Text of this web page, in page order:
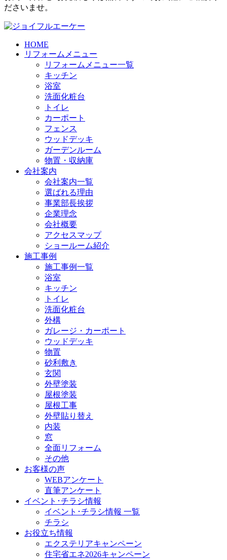
ださいませ。
HOME
リフォームメニュー
リフォームメニュー一覧
キッチン
浴室
洗面化粧台
トイレ
カーポート
フェンス
ウッドデッキ
ガーデンルーム
物置・収納庫
会社案内
会社案内一覧
選ばれる理由
事業部長挨拶
企業理念
会社概要
アクセスマップ
ショールーム紹介
施工事例
施工事例一覧
浴室
キッチン
トイレ
洗面化粧台
外構
ガレージ・カーポート
ウッドデッキ
物置
砂利敷き
玄関
外壁塗装
屋根塗装
屋根工事
外壁貼り替え
内装
窓
全面リフォーム
その他
お客様の声
WEBアンケート
直筆アンケート
イベント･チラシ情報
イベント･チラシ情報 一覧
チラシ
お役立ち情報
エクステリアキャンペーン
住宅省エネ2026キャンペーン